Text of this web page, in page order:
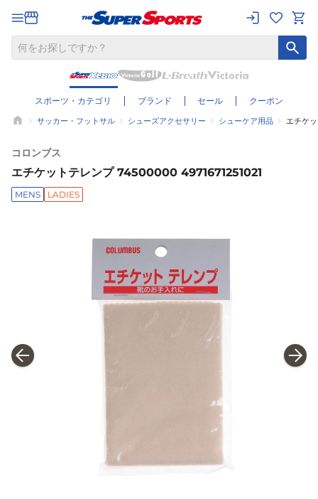
スポーツ・カテゴリ ブランド セール クーポン
サッカー・フットサル シューズアクセサリー シューケア用品 エチケ
コロンブス
エチケットテレンプ 74500000 4971671251021
MENS LADIES